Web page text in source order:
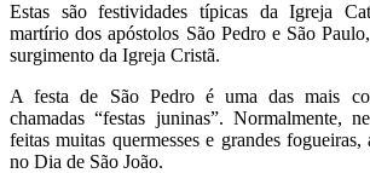
Estas são festividades típicas da Igreja
martírio dos apóstolos São Pedro e São
surgimento da Igreja Cristã.
A festa de São Pedro é uma das mais
chamadas “festas juninas”. Normalmente,
feitas muitas quermesses e grandes fogueiras,
no Dia de São João.